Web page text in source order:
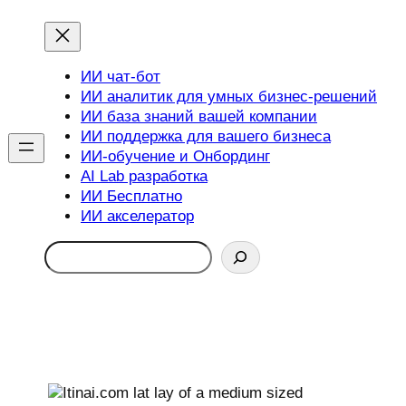
ИИ чат-бот
ИИ аналитик для умных бизнес-решений
ИИ база знаний вашей компании
ИИ поддержка для вашего бизнеса
ИИ-обучение и Онбординг
AI Lab разработка
ИИ Бесплатно
ИИ акселератор
Search